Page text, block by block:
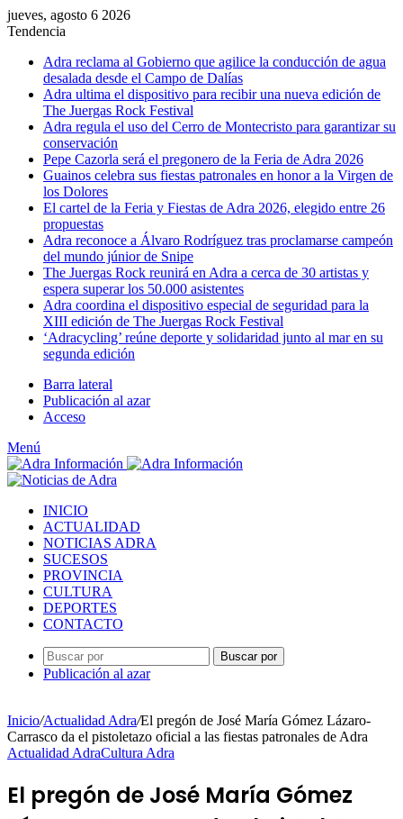
jueves, agosto 6 2026
Tendencia
Adra reclama al Gobierno que agilice la conducción de agua
desalada desde el Campo de Dalías
Adra ultima el dispositivo para recibir una nueva edición de
The Juergas Rock Festival
Adra regula el uso del Cerro de Montecristo para garantizar su
conservación
Pepe Cazorla será el pregonero de la Feria de Adra 2026
Guainos celebra sus fiestas patronales en honor a la Virgen de
los Dolores
El cartel de la Feria y Fiestas de Adra 2026, elegido entre 26
propuestas
Adra reconoce a Álvaro Rodríguez tras proclamarse campeón
del mundo júnior de Snipe
The Juergas Rock reunirá en Adra a cerca de 30 artistas y
espera superar los 50.000 asistentes
Adra coordina el dispositivo especial de seguridad para la
XIII edición de The Juergas Rock Festival
‘Adracycling’ reúne deporte y solidaridad junto al mar en su
segunda edición
Barra lateral
Publicación al azar
Acceso
Menú
INICIO
ACTUALIDAD
NOTICIAS ADRA
SUCESOS
PROVINCIA
CULTURA
DEPORTES
CONTACTO
Buscar por
Publicación al azar
Inicio/Actualidad Adra/El pregón de José María Gómez Lázaro-
Carrasco da el pistoletazo oficial a las fiestas patronales de Adra
Actualidad AdraCultura Adra
El pregón de José María Gómez